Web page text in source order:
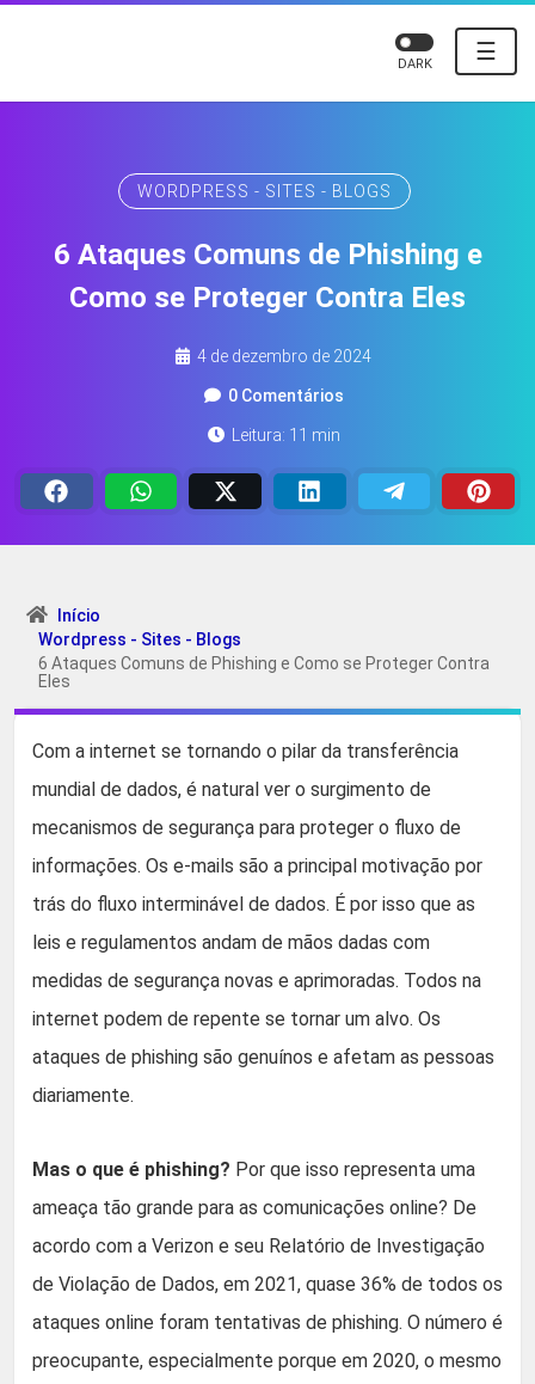
☰
DARK
WORDPRESS - SITES - BLOGS
6 Ataques Comuns de Phishing e
Como se Proteger Contra Eles
4 de dezembro de 2024
0 Comentários
Leitura: 11 min
Início
Wordpress - Sites - Blogs
6 Ataques Comuns de Phishing e Como se Proteger Contra
Eles
Com a internet se tornando o pilar da transferência
mundial de dados, é natural ver o surgimento de
mecanismos de segurança para proteger o fluxo de
informações. Os e-mails são a principal motivação por
trás do fluxo interminável de dados. É por isso que as
leis e regulamentos andam de mãos dadas com
medidas de segurança novas e aprimoradas. Todos na
internet podem de repente se tornar um alvo. Os
ataques de phishing são genuínos e afetam as pessoas
diariamente.
Mas o que é phishing? Por que isso representa uma
ameaça tão grande para as comunicações online? De
acordo com a Verizon e seu Relatório de Investigação
de Violação de Dados, em 2021, quase 36% de todos os
ataques online foram tentativas de phishing. O número é
preocupante, especialmente porque em 2020, o mesmo